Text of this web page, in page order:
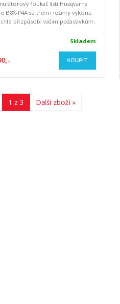
foukač listí Husqvarna
B8X-P4A se třemi režimy výkonu
přizpůsobí vašim požadavkům.
Skladem
KOUPIT
1 z 3 Další zboží »